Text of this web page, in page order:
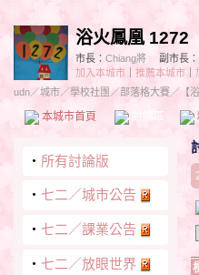
浴火鳳凰 1272
市長： Chiang將 副市長：
加入本城市
推薦本城市
udn／城市／學校社團 ／部落格大賽／ 【
本城市首頁 討論區
‧ 所有討論版
‧ 七二／城市公告
‧ 七二／課業公告
‧ 七二／放眼世界